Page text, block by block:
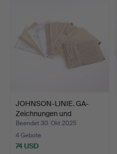
JOHNSON-LINIE. GA-
Zeichnungen und
Systemze…
Beendet 30. Okt 2025
4 Gebote
74 USD